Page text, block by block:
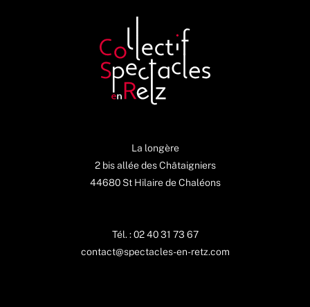
La longère
2 bis allée des Châtaigniers
44680 St Hilaire de Chaléons
Tél. : 02 40 31 73 67
contact@spectacles-en-retz.com